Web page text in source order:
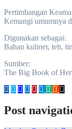
Pertimbangan
Kemangi umumnya
Digunakan sebagai:
Bahan kuliner, teh,
Sumber:
The Big Book of
Post